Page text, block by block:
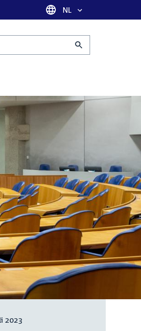
Taal selectie
NL
2023